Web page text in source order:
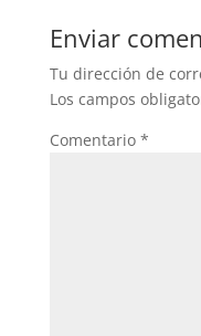
b
o
o
k
A
p
p
Enviar
Tu dirección de
Los campos
Comentario *